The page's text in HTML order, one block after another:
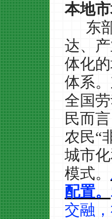
本地
东
达、
体化
体系
全国
民而
农民“
城市
模式。
配置。
交融